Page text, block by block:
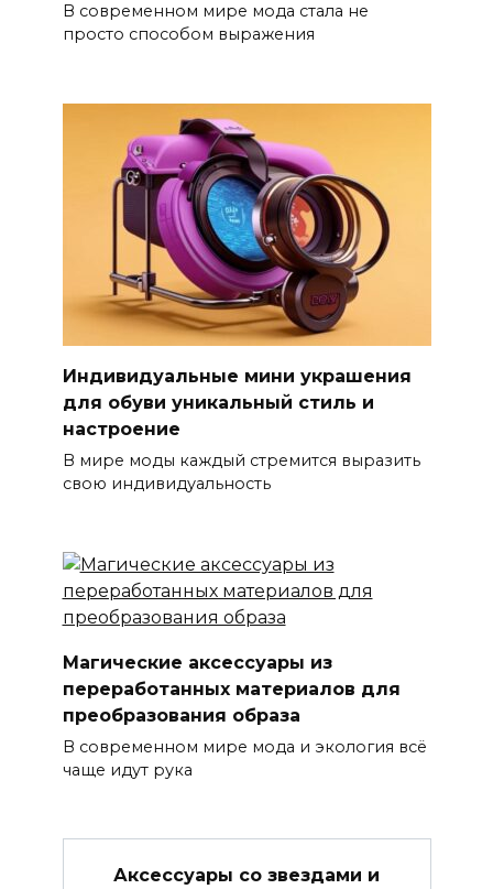
В современном мире мода стала не
просто способом выражения
Индивидуальные мини украшения
для обуви уникальный стиль и
настроение
В мире моды каждый стремится выразить
свою индивидуальность
Магические аксессуары из
переработанных материалов для
преобразования образа
В современном мире мода и экология всё
чаще идут рука
Аксессуары со звездами и